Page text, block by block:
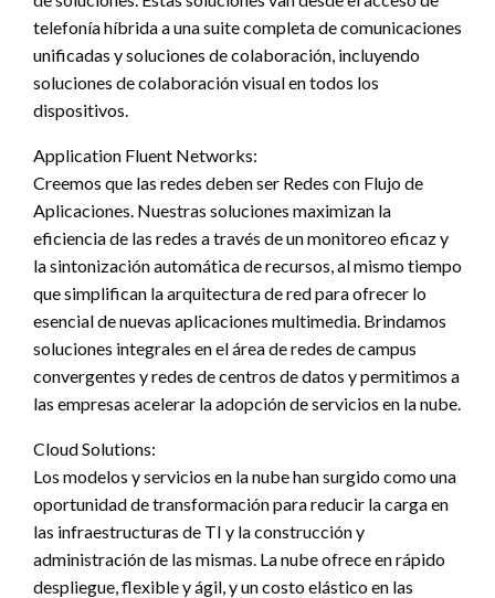
telefonía híbrida a una suite completa de comunicaciones
unificadas y soluciones de colaboración, incluyendo
soluciones de colaboración visual en todos los
dispositivos.
Application Fluent Networks:
Creemos que las redes deben ser Redes con Flujo de
Aplicaciones. Nuestras soluciones maximizan la
eficiencia de las redes a través de un monitoreo eficaz y
la sintonización automática de recursos, al mismo tiempo
que simplifican la arquitectura de red para ofrecer lo
esencial de nuevas aplicaciones multimedia. Brindamos
soluciones integrales en el área de redes de campus
convergentes y redes de centros de datos y permitimos a
las empresas acelerar la adopción de servicios en la nube.
Cloud Solutions:
Los modelos y servicios en la nube han surgido como una
oportunidad de transformación para reducir la carga en
las infraestructuras de TI y la construcción y
administración de las mismas. La nube ofrece en rápido
despliegue, flexible y ágil, y un costo elástico en las